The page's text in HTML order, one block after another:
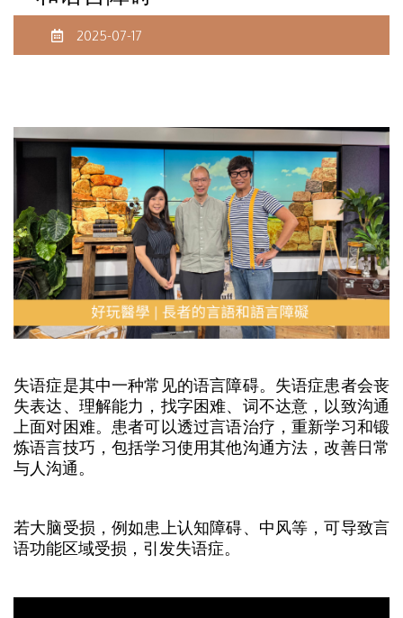
2025-07-17
失语症是其中一种常见的语言障碍。失语症患者会丧
失表达、理解能力，找字困难、词不达意，以致沟通
上面对困难。患者可以透过言语治疗，重新学习和锻
炼语言技巧，包括学习使用其他沟通方法，改善日常
与人沟通。
若大脑受损，例如患上认知障碍、中风等，可导致言
语功能区域受损，引发失语症。